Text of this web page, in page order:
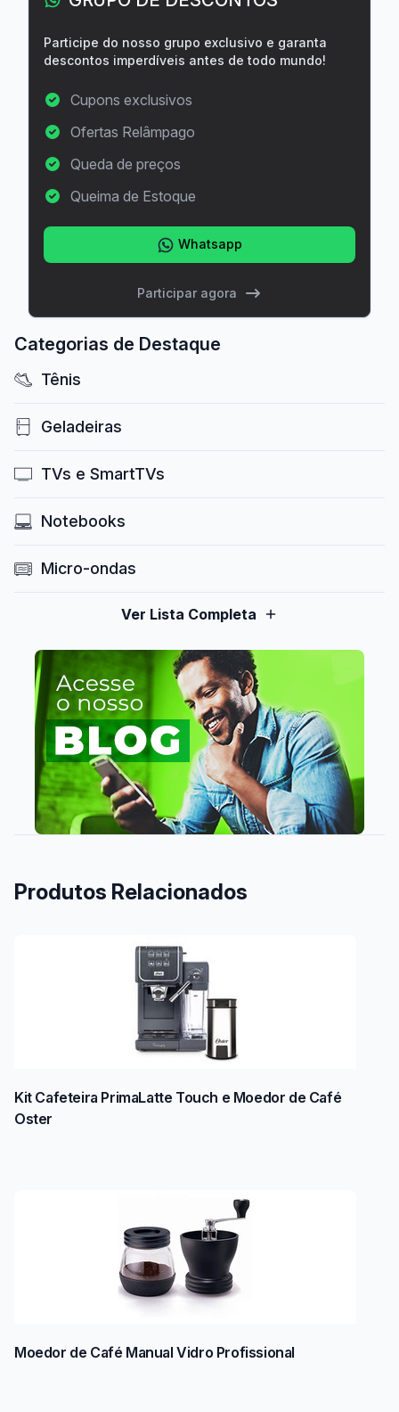
Participe do nosso grupo exclusivo e garanta
descontos imperdíveis antes de todo mundo!
Cupons exclusivos
Ofertas Relâmpago
Queda de preços
Queima de Estoque
Whatsapp
Participar agora
Categorias de Destaque
Tênis
Geladeiras
TVs e SmartTVs
Notebooks
Micro-ondas
Ver Lista Completa
Produtos Relacionados
Kit Cafeteira PrimaLatte Touch e Moedor de Café
Oster
Moedor de Café Manual Vidro Profissional